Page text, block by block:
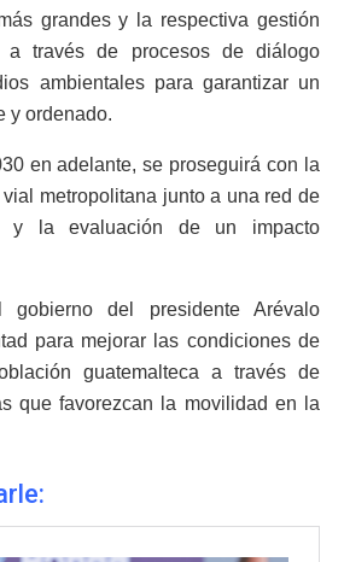
grandes y la respectiva gestión
a través de procesos de diálogo
ambientales para garantizar un
y ordenado.
en adelante, se proseguirá con la
metropolitana junto a una red de
y la evaluación de un impacto
del presidente Arévalo
para mejorar las condiciones de
guatemalteca a través de
que favorezcan la movilidad en la